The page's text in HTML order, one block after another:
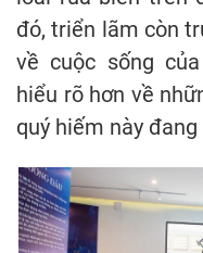
đó, triển lãm còn
về cuộc sống
hiểu rõ hơn về
quý hiếm này